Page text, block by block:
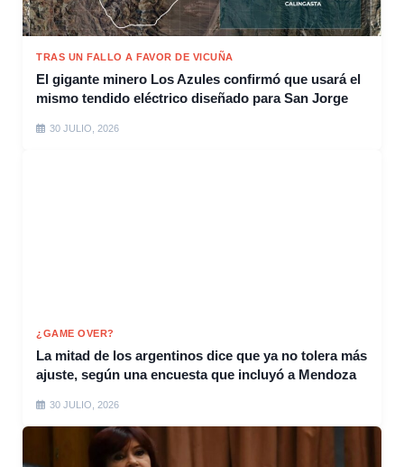
TRAS UN FALLO A FAVOR DE VICUÑA
El gigante minero Los Azules confirmó que usará el
mismo tendido eléctrico diseñado para San Jorge
30 JULIO, 2026
¿GAME OVER?
La mitad de los argentinos dice que ya no tolera más
ajuste, según una encuesta que incluyó a Mendoza
30 JULIO, 2026